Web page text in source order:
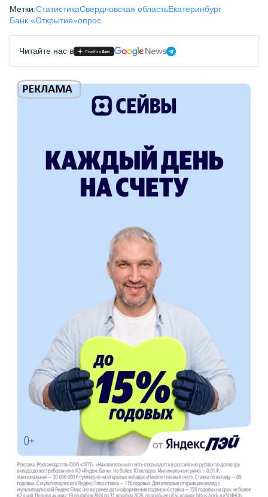
Метки:СтатистикаСвердловская областьЕкатеринбург
Банк «Открытие»опрос
Читайте нас в